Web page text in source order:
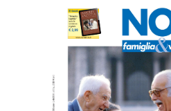
Carlo Casini,
della carità
7 Agosto 2026